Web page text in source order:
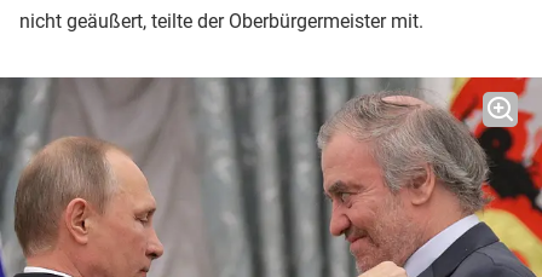
nicht geäußert, teilte der Oberbürgermeister mit.